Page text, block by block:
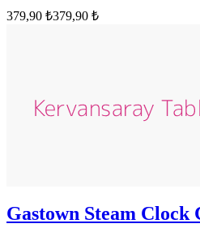
379,90 ₺379,90 ₺
Gastown Steam Clock